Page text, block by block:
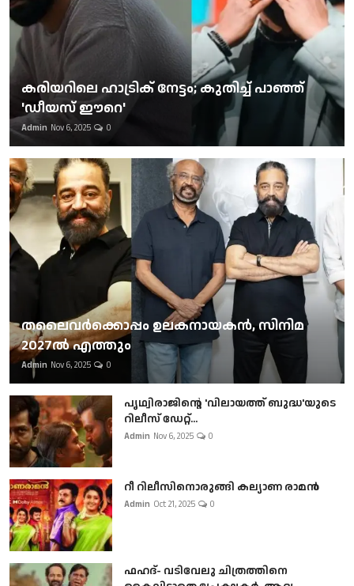
കരിയറിലെ ഹാട്രിക് നേട്ടം; കുതിച്ച് പാഞ്ഞ്
'ഡീയസ് ഈറെ'
Admin Nov 6, 2025 0
തലൈവര്‍ക്കൊപ്പം ഉലകനായകന്‍, സിനിമ
2027ല്‍ എത്തും
Admin Nov 6, 2025 0
പൃഥ്വിരാജിന്റെ 'വിലായത്ത് ബുദ്ധ'യുടെ
റിലീസ് ഡേറ്റ്...
Admin Nov 6, 2025 0
റീ റിലീസിനൊരുങ്ങി കല്യാണ രാമൻ
Admin Oct 21, 2025 0
ഫഹദ്- വടിവേലു ചിത്രത്തിനെ